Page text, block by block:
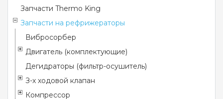
Запчасти Thermo King
Запчасти на рефрижераторы
Вибросорбер
Двигатель (комплектующие)
Дегидраторы (фильтр-осушитель)
З-х ходовой клапан
Компрессор